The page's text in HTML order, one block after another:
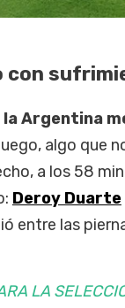
con
la Argentina
algo que
a los 58
Deroy Duarte
entre las
LA